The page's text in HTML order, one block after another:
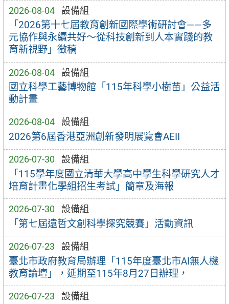
2026-08-04 設備組
「2026第十七屆教育創新國際學術研討會——多
元協作與永續共好～從科技創新到人本實踐的教
育新視野」徵稿
2026-08-04 設備組
國立科學工藝博物館「115年科學小樹苗」公益活
動計畫
2026-08-04 設備組
2026第6屆香港亞洲創新發明展覽會AEII
2026-07-30 設備組
「115學年度國立清華大學高中學生科學研究人才
培育計畫化學組招生考試」簡章及海報
2026-07-30 設備組
「第七屆遠哲文創科學探究競賽」活動資訊
2026-07-23 設備組
臺北市政府教育局辦理「115年度臺北市AI無人機
教育論壇」，延期至115年8月27日辦理，
2026-07-23 設備組